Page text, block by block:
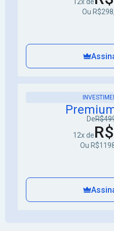
Ou
De
12x de
Ou